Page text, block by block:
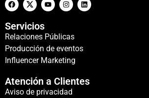
Servicios
Relaciones Públicas
Producción de eventos
Influencer Marketing
Atención a Clientes
Aviso de privacidad